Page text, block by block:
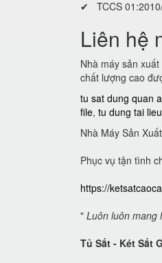
✔ TCCS
Liên hệ
Nhà máy sản
chất lượng cao
tu sat dung quan
file, tu dung tai lieu
Nhà Máy Sản
Phục vụ tận tình
https://
" Luôn luôn mang
Tủ Sắt - Két Sắt